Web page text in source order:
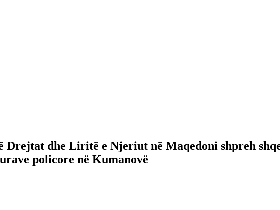
dhe Liritë e Njeriut në Maqedoni shpreh
policore në Kumanovë